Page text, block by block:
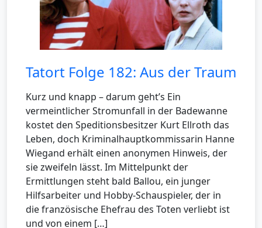
Tatort Folge 182: Aus der Traum
Kurz und knapp – darum geht’s Ein
vermeintlicher Stromunfall in der Badewanne
kostet den Speditionsbesitzer Kurt Ellroth das
Leben, doch Kriminalhauptkommissarin Hanne
Wiegand erhält einen anonymen Hinweis, der
sie zweifeln lässt. Im Mittelpunkt der
Ermittlungen steht bald Ballou, ein junger
Hilfsarbeiter und Hobby-Schauspieler, der in
die französische Ehefrau des Toten verliebt ist
und von einem […]